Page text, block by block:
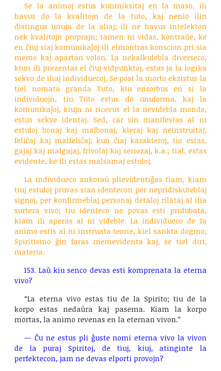
Se la animoj estus kunmiksitaj en la maso, ili
havus do la kvalitojn de la tuto, kaj nenio ilin
distingus unujn de la aliaj; ili ne havus intelekton
nek kvalitojn proprajn; tamen ni vidas, kontraŭe, ke
en ĉiuj siaj komunikaĵoj ili elmontras konscion pri sia
memo kaj apartan volon. La nekalkulebla diverseco,
kiun ili prezentas el ĉiuj vidpunktoj, estas ja la logika
sekvo de iliaj individuecoj. Se post la morto ekzistus la
tiel nomata granda Tuto, kiu ensorbus en si la
individuojn, tiu Tuto estus do unuforma, kaj la
komunikaĵoj, kiujn ni ricevus el la nevidebla mondo,
estus sekve identaj. Sed, car sin manifestas al ni
estuloj bonaj kaj malbonaj, kleraj kaj neinstruitaj,
feliĉaj kaj malfeliĉaj; kun ĉiaj karakteroj, tio estas,
gajaj kaj malgajaj, frivolaj kaj seriozaj, k.a.; tial, estas
evidente, ke ili estas malsamaj estuloj.
La individueco ankoraŭ plievidentiĝas tiam, kiam
tiuj estuloj pruvas sian identecon per nepridiskuteblaj
signoj, per konfirmeblaj personaj detaloj rilataj al ilia
surtera vivo; tiu identeco ne povas esti pridubata,
kiam ili aperas al ni videble. La individueco de la
animo estis al ni instruata teorie, kiel sankta dogmo;
Spiritismo ĝin faras memevidenta kaj, se tiel diri,
materia.
153. Laŭ kiu senco devas esti komprenata la eterna
vivo?
“La eterna vivo estas tiu de la Spirito; tiu de la
korpo estas nedaŭra kaj pasema. Kiam la korpo
mortas, la animo revenas en la eternan vivon.”
— Ĉu ne estus pli ĝuste nomi eterna vivo la vivon
de la puraj Spiritoj, de tiuj, kiuj, atinginte la
perfektecon, jam ne devas elporti provojn?